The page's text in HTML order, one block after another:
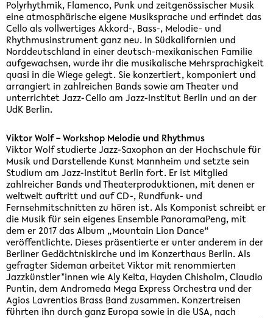
Polyrhythmik, Flamenco, Punk und zeitgenössischer Musik
eine atmosphärische eigene Musiksprache und erfindet das
Cello als vollwertiges Akkord-, Bass-, Melodie- und
Rhythmusinstrument ganz neu. In Südkalifornien und
Norddeutschland in einer deutsch-mexikanischen Familie
aufgewachsen, wurde ihr die musikalische Mehrsprachigkeit
quasi in die Wiege gelegt. Sie konzertiert, komponiert und
arrangiert in zahlreichen Bands sowie am Theater und
unterrichtet Jazz-Cello am Jazz-Institut Berlin und an der
UdK Berlin.
Viktor Wolf – Workshop Melodie und Rhythmus
Viktor Wolf studierte Jazz-Saxophon an der Hochschule für
Musik und Darstellende Kunst Mannheim und setzte sein
Studium am Jazz-Institut Berlin fort. Er ist Mitglied
zahlreicher Bands und Theaterproduktionen, mit denen er
weltweit auftritt und auf CD-, Rundfunk- und
Fernsehmitschnitten zu hören ist. Als Komponist schreibt er
die Musik für sein eigenes Ensemble PanoramaPeng, mit
dem er 2017 das Album „Mountain Lion Dance“
veröffentlichte. Dieses präsentierte er unter anderem in der
Berliner Gedächtniskirche und im Konzerthaus Berlin. Als
gefragter Sideman arbeitet Viktor mit renommierten
Jazzkünstler*innen wie Aly Keita, Hayden Chisholm, Claudio
Puntin, dem Andromeda Mega Express Orchestra und der
Agios Lavrentios Brass Band zusammen. Konzertreisen
führten ihn durch ganz Europa sowie in die USA, nach